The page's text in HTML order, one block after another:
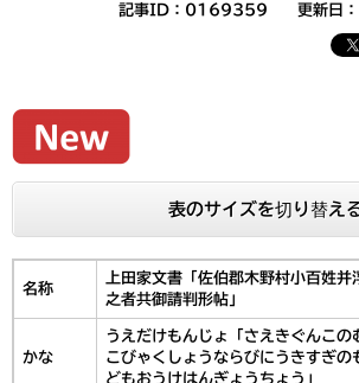
記事ID：0169359 更新日
表のサイズを切り替え
名称
上田家文書「佐伯郡木野村小百姓并
之者共御請判形帖」
かな
うえだけもんじょ「さえきぐんこの
こびゃくしょうならびにうきすぎの
どもおうけはんぎょうちょう」